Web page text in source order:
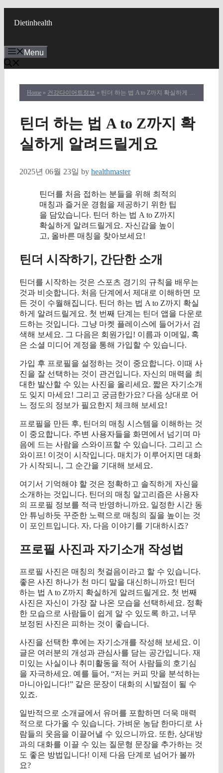
Dietinhealth
Menu
Home » 건강다이어트정보 » 틴더 하는 법 A to Z까지 확실하게 알려드릴게요
틴더 하는 법 A to Z까지 확
실하게 알려드릴게요
2025년 06월 23일 by healthmaster
틴더를 처음 접하는 분들을 위해 최적의
매칭과 즐거운 경험을 제공하기 위한 팁
을 담았습니다. 틴더 하는 법 A to Z까지
확실하게 알려드릴게요. 자신감을 높이
고, 올바른 매칭을 찾아보세요!
틴더 시작하기, 간단한 소개
틴더를 시작하는 것은 스포츠 경기의 규칙을 배우는
것과 비슷합니다. 처음 단계에서 제대로 이해하면 모
든 것이 수월해집니다. 틴더 하는 법 A to Z까지 확실
하게 알려드릴게요. 첫 번째 단계는 틴더 앱을 다운로
드하는 것입니다. 그냥 마켓 플레이스에 들어가서 검
색해 보세요. 그 다음은 회원가입! 이름과 이메일, 혹
은 소셜 미디어 계정을 통해 가입할 수 있습니다.
가입 후 프로필을 설정하는 것이 중요합니다. 이때 사
진을 잘 선택하는 것이 관건입니다. 자신의 매력을 최
대한 발산할 수 있는 사진을 올리세요. 짧은 자기소개
도 잊지 마세요! 그리고 궁금한가요? 다음 상대로 어
느 정도의 정보가 필요한지 체크해 보세요!
프로필을 만든 후, 틴더의 매칭 시스템을 이해하는 것
이 중요합니다. 주변 사용자들을 화면에서 넘기며 마
음에 드는 사람을 스와이프할 수 있습니다. 그리고 스
와이프! 이것이 시작입니다. 매치가 이루어지면 대화
가 시작되니, 그 순간을 기대해 보세요.
여기서 기억해야 할 것은 정확하고 솔직하게 자신을
소개하는 것입니다. 틴더의 매칭 알고리즘은 사용자
의 프로필 정보를 적극 반영하니까요. 일정한 시간 동
안 튜닝하듯 꾸준한 노력으로 매칭의 질을 높이는 것
이 포인트입니다. 자, 다음 이야기를 기대하시죠?
프로필 사진과 자기소개 작성법
프로필 사진은 매칭의 첫걸음이라고 할 수 있습니다.
좋은 사진 하나가 천 마디 말을 대신하니까요! 틴더
하는 법 A to Z까지 확실하게 알려드릴게요. 첫 번째
사진은 자신이 가장 잘 나온 모습을 선택하세요. 정확
한 모습으로 사람들이 쉽게 알 수 있도록 하고, 너무
보정된 사진은 피하는 것이 좋습니다.
사진을 선택한 후에는 자기소개를 작성해 보세요. 이
글은 여러분의 개성과 관심사를 담는 공간입니다. 재
미있는 사실이나 취미활동을 적어 사람들의 호기심
을 자극하세요. 예를 들어, “저는 커피 맛을 분석하는
마니아입니다!” 같은 문장이 대화의 시발점이 될 수
있죠.
일반적으로 소개글에서 유머를 포함하면 더욱 매력
적으로 다가올 수 있습니다. 가벼운 농담 한마디로 사
람들의 웃음을 이끌어낼 수 있으니까요. 또한, 상대방
과의 대화를 이끌 수 있는 질문형 문장을 추가하는 것
도 좋은 방법입니다! 이제 다음 단계로 넘어가 볼까
요?